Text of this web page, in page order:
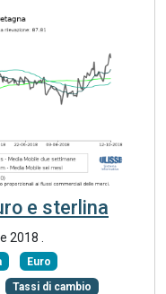
e sterlina
2018 .
Euro
Tassi di cambio